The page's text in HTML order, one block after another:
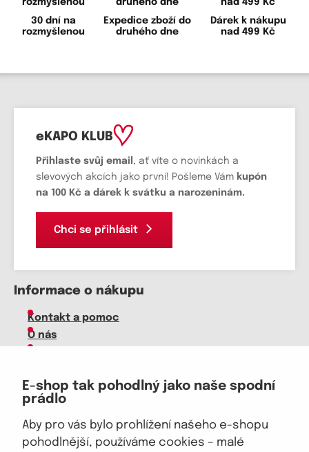
E-shop tak pohodlný jako naše spodní
prádlo
Aby pro vás bylo prohlížení našeho e-shopu
pohodlnější, používáme cookies – malé
30 dní na
rozmyšlenou
Expedice zboží do
druhého dne
Dárek k nákupu
nad 499 Kč
eKAPO KLUB
Přihlaste svůj email , ať víte o novinkách a
slevových akcích jako první! Pošleme Vám kupón
na 100 Kč a dárek k svátku a narozeninám.
Chci se přihlásit
Informace o nákupu
Kontakt a pomoc
O nás
Velkoobchod
Vrácení zboží, reklamace
Obchodní podmínky
Průvodce spokojené ženy